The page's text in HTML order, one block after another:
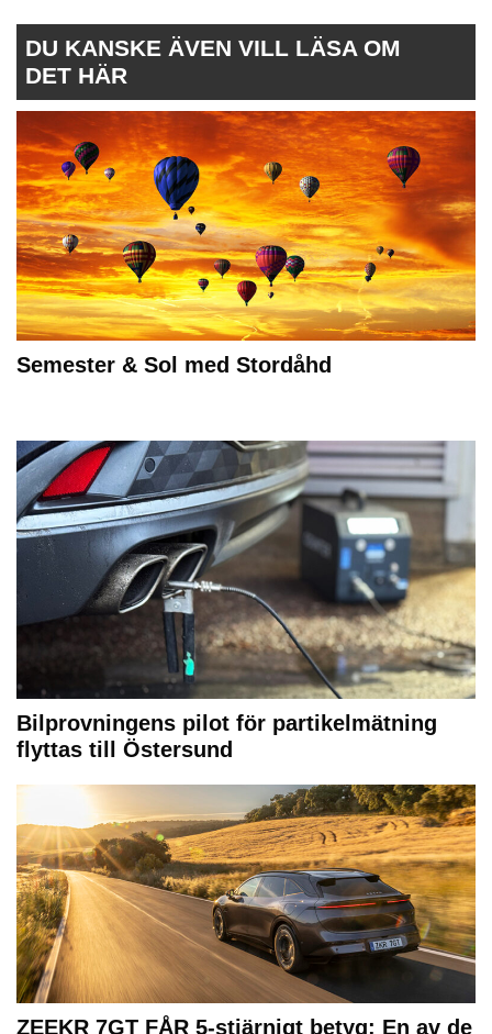
DU KANSKE ÄVEN VILL LÄSA OM
DET HÄR
Semester & Sol med Stordåhd
Bilprovningens pilot för partikelmätning
flyttas till Östersund
ZEEKR 7GT FÅR 5-stjärnigt betyg: En av de